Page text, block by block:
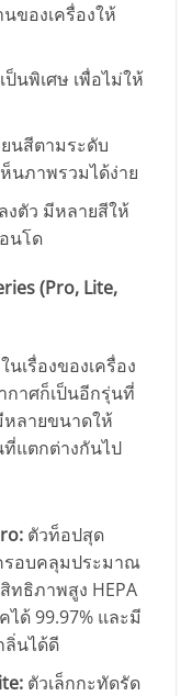
ของเครื่องให้
นพิเศษ เพื่อไม่ให้
นสีตามระดับ
นภาพรวมได้ง่าย
ตัว มีหลายสีให้
นโด
(Pro, Lite,
เรื่องของเครื่อง
กาศก็เป็นอีกรุ่นที่
หลายขนาดให้
แตกต่างกันไป
ตัวท็อปสุด
รอบคลุมประมาณ
ทธิภาพสูง HEPA
ด้ 99.97% และมี
นได้ดี
ตัวเล็กกะทัดรัด